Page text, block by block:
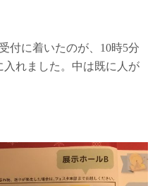
付に着いたのが、10時5分
れました。中は既に人が